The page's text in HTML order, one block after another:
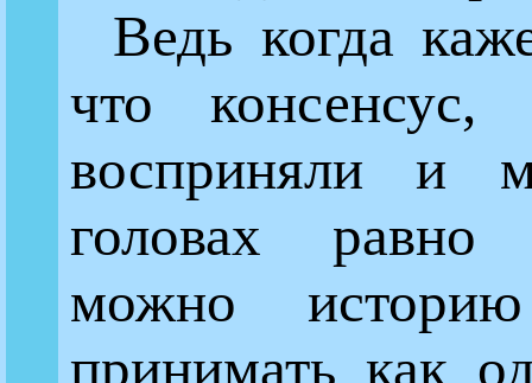
Ведь когда
что консенсус,
восприняли
головах
можно
принимать как